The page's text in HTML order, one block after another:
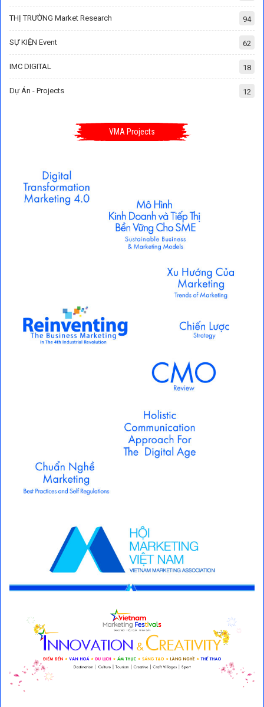
THỊ TRƯỜNG Market Research 94
SỰ KIỆN Event 62
IMC DIGITAL 18
Dự Án - Projects 12
VMA Projects